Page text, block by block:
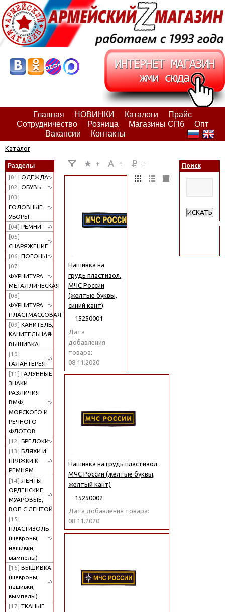
Главная НОВИНКИ Каталоги
Прайс
Сотрудничество
Розница Магазины СПб
Опт
Вакансии
Контакты
Каталог
Разделы
[01] ОДЕЖДА
[02] ОБУВЬ
[03]
ГОЛОВНЫЕ
УБОРЫ
[04] РЕМНИ
[05]
СНАРЯЖЕНИЕ
[06] ПОГОНЫ
[07]
ФУРНИТУРА
МЕТАЛЛИЧЕСКАЯ
[08]
ФУРНИТУРА
ПЛАСТМАССОВАЯ
[09] КАНИТЕЛЬ,
КАНИТЕЛЬНАЯ
ВЫШИВКА
[10]
ГАЛАНТЕРЕЯ
[11] ГАЛУННЫЕ
ЗНАКИ
РАЗЛИЧИЯ
ВМФ,
МОРСКОГО И
РЕЧНОГО
ФЛОТОВ
[12] БРЕЛОКИ
[13] БЛЯХИ И
ПРЯЖКИ К
РЕМНЯМ
[14] ЛЕНТЫ
ОРДЕНСКИЕ
МУАРОВЫЕ,
ВОП С ЛЕНТОЙ
[15]
ПЛАСТИЗОЛЬ
(шевроны,
нашивки,
вымпелы)
[16] ВЫШИВКА
(шевроны,
нашивки,
вымпелы)
[17] ТКАНЫЕ
Нашивка на
грудь пластизол.
МЧС России
(желтые буквы,
синий кант)
15250001
Дата
добавления
товара:
08.11.2020
Нашивка на грудь пластизол.
МЧС России (желтые буквы,
желтый кант)
15250002
Дата добавления товара:
08.11.2020
Поиск
ИСКАТЬ